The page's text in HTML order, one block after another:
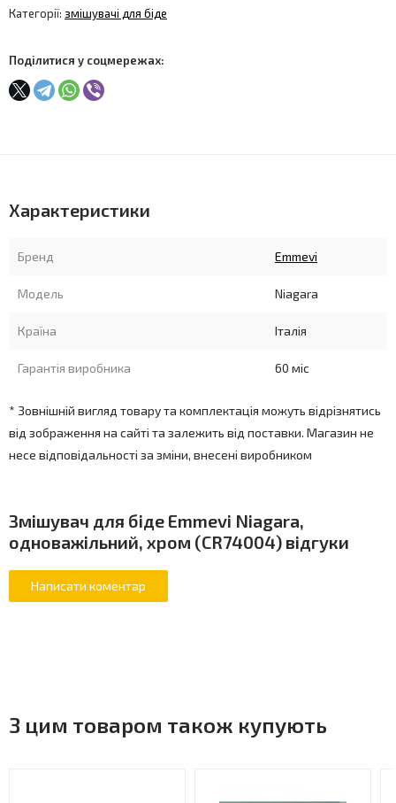
Категорії: змішувачі для біде
Поділитися у соцмережах:
Характеристики
Бренд Emmevi
Модель Niagara
Країна Італія
Гарантія виробника 60 міс
* Зовнішній вигляд товару та комплектація можуть відрізнятись
від зображення на сайті та залежить від поставки. Магазин не
несе відповідальності за зміни, внесені виробником
Змішувач для біде Emmevi Niagara,
одноважільний, хром (CR74004) відгуки
З цим товаром також купують